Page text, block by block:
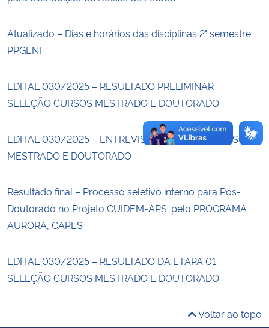
Gabinete de Segurança Institucional
Banco Central do Brasil
Atualizado – Dias e horários das disciplinas 2° semestre
PPGENF
EDITAL 030/2025 – RESULTADO PRELIMINAR
SELEÇÃO CURSOS MESTRADO E DOUTORADO
EDITAL 030/2025 – ENTREVISTAS SELEÇÃO CURSOS
MESTRADO E DOUTORADO
Resultado final – Processo seletivo interno para Pós-
Doutorado no Projeto CUIDEM-APS: pelo PROGRAMA
AURORA, CAPES
EDITAL 030/2025 – RESULTADO DA ETAPA 01
SELEÇÃO CURSOS MESTRADO E DOUTORADO
Voltar ao topo